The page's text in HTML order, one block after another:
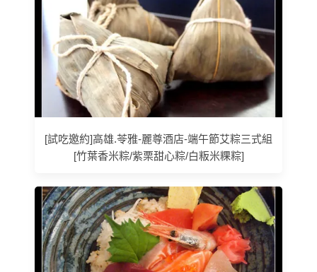
[試吃邀約]高雄.苓雅-麗尊酒店-端午節艾粽三式組
[竹葉香米粽/紫栗甜心粽/白粄米粿粽]